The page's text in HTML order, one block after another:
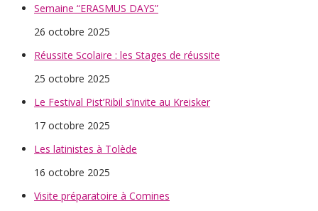
Semaine “ERASMUS DAYS”
26 octobre 2025
Réussite Scolaire : les Stages de réussite
25 octobre 2025
Le Festival Pist’Ribil s’invite au Kreisker
17 octobre 2025
Les latinistes à Tolède
16 octobre 2025
Visite préparatoire à Comines